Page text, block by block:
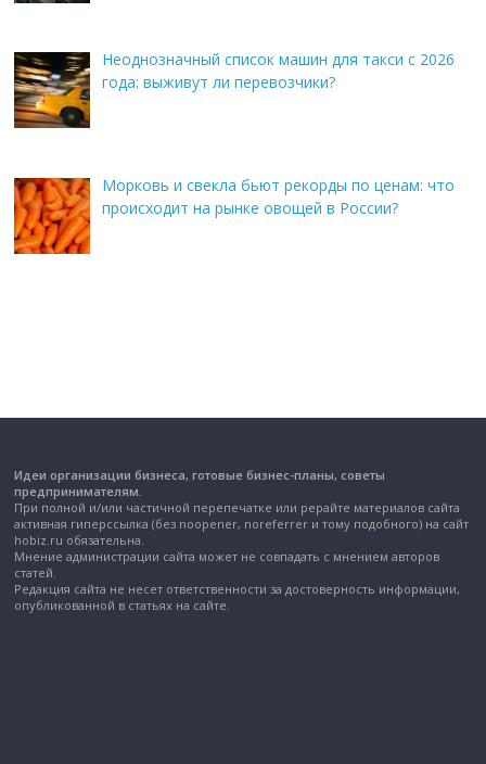
Неоднозначный список машин для такси с 2026
года: выживут ли перевозчики?
Морковь и свекла бьют рекорды по ценам: что
происходит на рынке овощей в России?
Идеи организации бизнеса, готовые бизнес-планы, советы
предпринимателям.
При полной и/или частичной перепечатке или рерайте материалов сайта
активная гиперссылка (без noopener, noreferrer и тому подобного) на сайт
hobiz.ru обязательна.
Мнение администрации сайта может не совпадать с мнением авторов
статей.
Редакция сайта не несет ответственности за достоверность информации,
опубликованной в статьях на сайте.